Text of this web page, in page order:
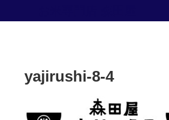
yajirushi-8-4